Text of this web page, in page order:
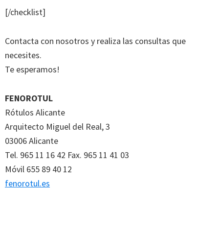
[/checklist]
Contacta con nosotros y realiza las consultas que
necesites.
Te esperamos!
FENOROTUL
Rótulos Alicante
Arquitecto Miguel del Real, 3
03006 Alicante
Tel. 965 11 16 42 Fax. 965 11 41 03
Móvil 655 89 40 12
fenorotul.es